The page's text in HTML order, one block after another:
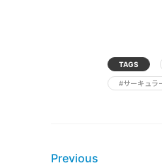
TAGS
#サーキュラ
Previous